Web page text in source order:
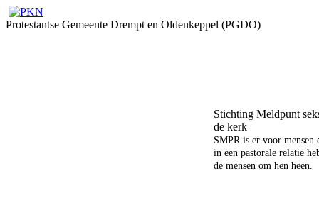
Protestantse Gemeente Drempt en Oldenkeppel (PGDO)
Stichting Meldpunt
de kerk
SMPR is er voor mensen
in een pastorale relatie
de mensen om hen heen.